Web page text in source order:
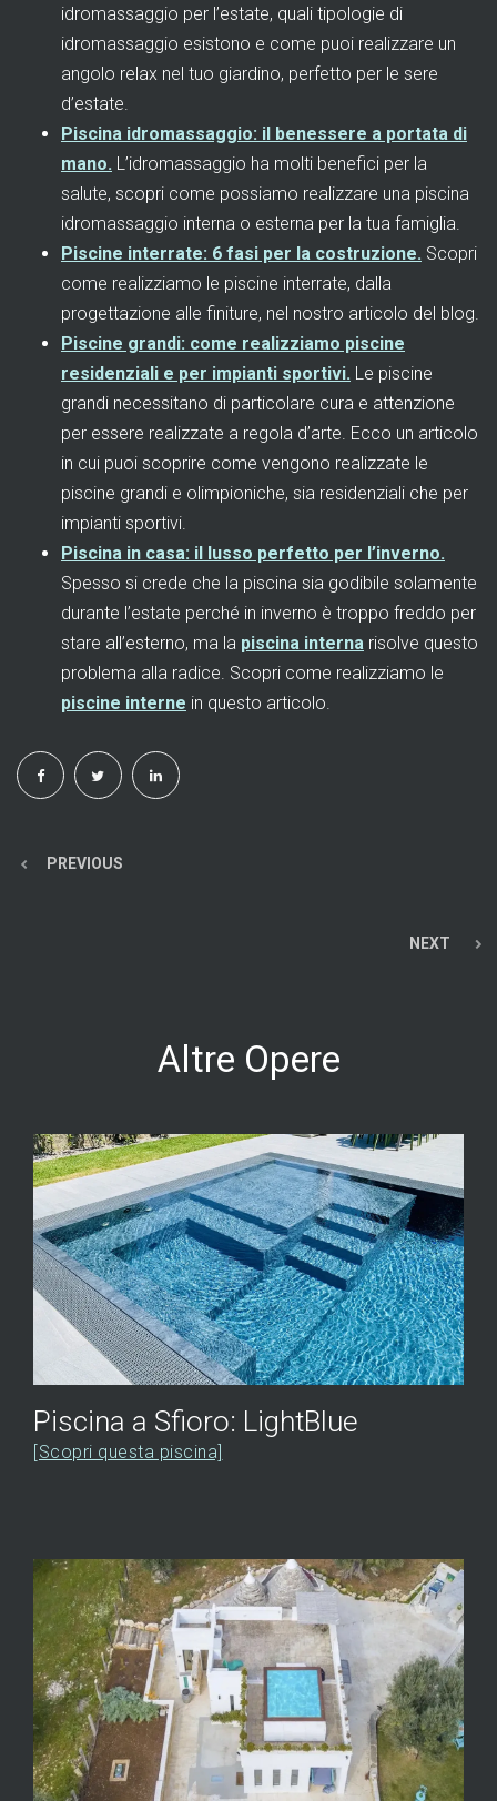
idromassaggio per l’estate, quali tipologie di
idromassaggio esistono e come puoi realizzare un
angolo relax nel tuo giardino, perfetto per le sere
d’estate.
Piscina idromassaggio: il benessere a portata di
mano. L’idromassaggio ha molti benefici per la
salute, scopri come possiamo realizzare una piscina
idromassaggio interna o esterna per la tua famiglia.
Piscine interrate: 6 fasi per la costruzione. Scopri
come realizziamo le piscine interrate, dalla
progettazione alle finiture, nel nostro articolo del blog.
Piscine grandi: come realizziamo piscine
residenziali e per impianti sportivi. Le piscine
grandi necessitano di particolare cura e attenzione
per essere realizzate a regola d’arte. Ecco un articolo
in cui puoi scoprire come vengono realizzate le
piscine grandi e olimpioniche, sia residenziali che per
impianti sportivi.
Piscina in casa: il lusso perfetto per l’inverno.
Spesso si crede che la piscina sia godibile solamente
durante l’estate perché in inverno è troppo freddo per
stare all’esterno, ma la piscina interna risolve questo
problema alla radice. Scopri come realizziamo le
piscine interne in questo articolo.
PREVIOUS
NEXT
Altre Opere
Piscina a Sfioro: LightBlue
[Scopri questa piscina]